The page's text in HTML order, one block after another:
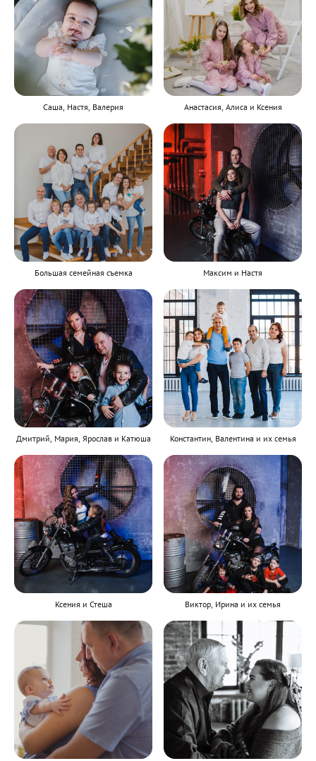
Саша, Настя, Валерия Анастасия, Алиса и Ксения
Большая семейная съемка Максим и Настя
Дмитрий, Мария, Ярослав и Катюша Константин, Валентина и их семья
Ксения и Стеша Виктор, Ирина и их семья